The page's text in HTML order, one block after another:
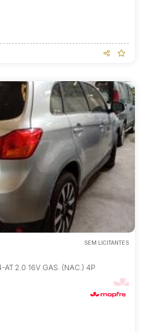
SEM LICITANTES
AT 2.0 16V GAS. (NAC.) 4P